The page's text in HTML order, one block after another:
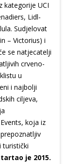
kategorije UCI
Lidl-
Sudjelovat
– Victorius) i
se natjecatelji
crveno-
u
i najbolji
ciljeva,
koja iz
turistički
je 2015.